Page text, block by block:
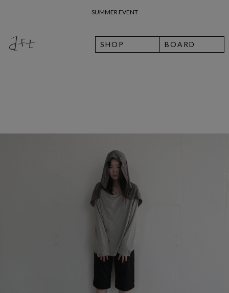
26 여름 휴가 안내
SHOP BOARD